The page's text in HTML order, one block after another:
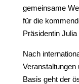
gemeinsame
für die
Präsidentin
Nach
Basis geht der